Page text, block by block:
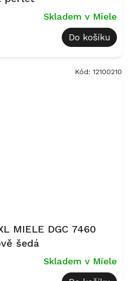
Skladem v Miele
Do košíku
MIELE DGC 7460
šedá
Skladem v Miele
Kód: 12100210